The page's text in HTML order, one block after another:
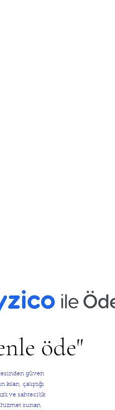
öde"
güven
çalıştığı
ve sahtecilik
hizmet sunan